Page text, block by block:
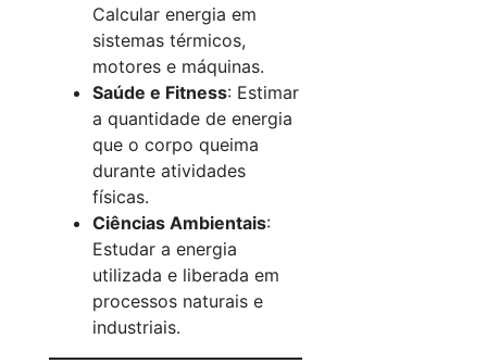
Calcular energia em
sistemas térmicos,
motores e máquinas.
Saúde e Fitness: Estimar
a quantidade de energia
que o corpo queima
durante atividades
físicas.
Ciências Ambientais:
Estudar a energia
utilizada e liberada em
processos naturais e
industriais.